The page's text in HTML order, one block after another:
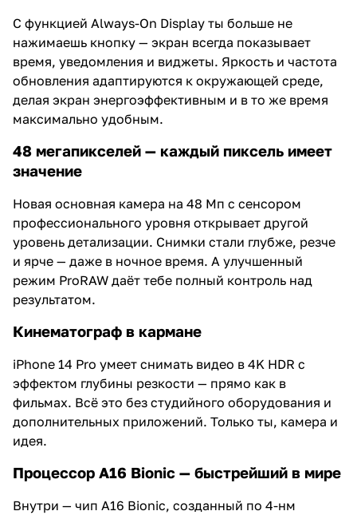
С функцией Always-On Display ты больше не
нажимаешь кнопку — экран всегда показывает
время, уведомления и виджеты. Яркость и частота
обновления адаптируются к окружающей среде,
делая экран энергоэффективным и в то же время
максимально удобным.
48 мегапикселей — каждый пиксель имеет
значение
Новая основная камера на 48 Мп с сенсором
профессионального уровня открывает другой
уровень детализации. Снимки стали глубже, резче
и ярче — даже в ночное время. А улучшенный
режим ProRAW даёт тебе полный контроль над
результатом.
Кинематограф в кармане
iPhone 14 Pro умеет снимать видео в 4K HDR с
эффектом глубины резкости — прямо как в
фильмах. Всё это без студийного оборудования и
дополнительных приложений. Только ты, камера и
идея.
Процессор A16 Bionic — быстрейший в мире
Внутри — чип A16 Bionic, созданный по 4-нм